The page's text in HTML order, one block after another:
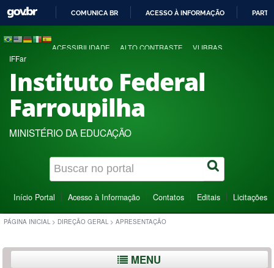
COMUNICA BR ACESSO À INFORMAÇÃO
ACESSIBILIDADE ALTO CONTRASTE VLIBRAS
IFFar
Instituto Federal
Farroupilha
MINISTÉRIO DA EDUCAÇÃO
Início Portal Acesso à Informação Contatos Editais Licitações
PÁGINA INICIAL > DIREÇÃO GERAL > APRESENTAÇÃO
MENU